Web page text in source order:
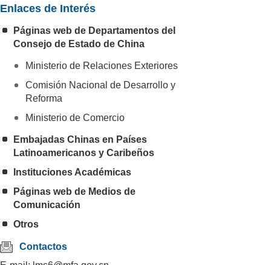
Enlaces de Interés
Páginas web de Departamentos del
Consejo de Estado de China
Ministerio de Relaciones Exteriores
Comisión Nacional de Desarrollo y
Reforma
Ministerio de Comercio
Embajadas Chinas en Países
Latinoamericanos y Caribeños
Instituciones Académicas
Páginas web de Medios de
Comunicación
Otros
Contactos